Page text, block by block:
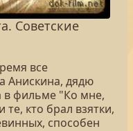
Советские
все
Анискина, дядю
в фильме "Ко мне,
кто брал взятки,
способен